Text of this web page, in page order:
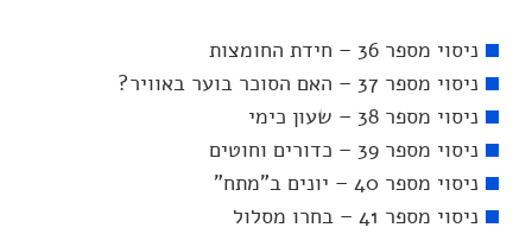
ניסוי מספר 36 – חידת החומצות
ניסוי מספר 37 – האם הסוכר בוער באוויר?
ניסוי מספר 38 – שעון כימי
ניסוי מספר 39 – כדורים וחוטים
ניסוי מספר 40 – יונים ב"מתח"
ניסוי מספר 41 – בחרו מסלול